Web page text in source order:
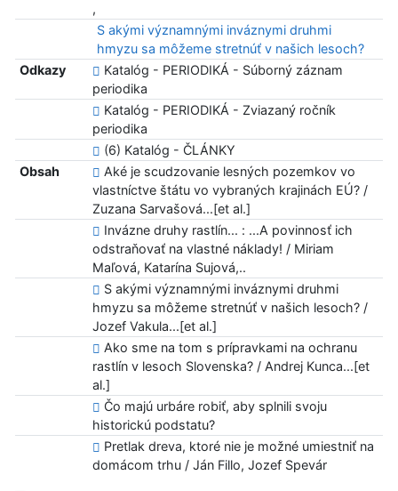
,
S akými významnými inváznymi druhmi
hmyzu sa môžeme stretnúť v našich lesoch?
Odkazy
Katalóg - PERIODIKÁ - Súborný záznam
periodika
Katalóg - PERIODIKÁ - Zviazaný ročník
periodika
(6) Katalóg - ČLÁNKY
Obsah
Aké je scudzovanie lesných pozemkov vo
vlastníctve štátu vo vybraných krajinách EÚ? /
Zuzana Sarvašová...[et al.]
Invázne druhy rastlín... : ...A povinnosť ich
odstraňovať na vlastné náklady! / Miriam
Maľová, Katarína Sujová,..
S akými významnými inváznymi druhmi
hmyzu sa môžeme stretnúť v našich lesoch? /
Jozef Vakula...[et al.]
Ako sme na tom s prípravkami na ochranu
rastlín v lesoch Slovenska? / Andrej Kunca...[et
al.]
Čo majú urbáre robiť, aby splnili svoju
historickú podstatu?
Pretlak dreva, ktoré nie je možné umiestniť na
domácom trhu / Ján Fillo, Jozef Spevár